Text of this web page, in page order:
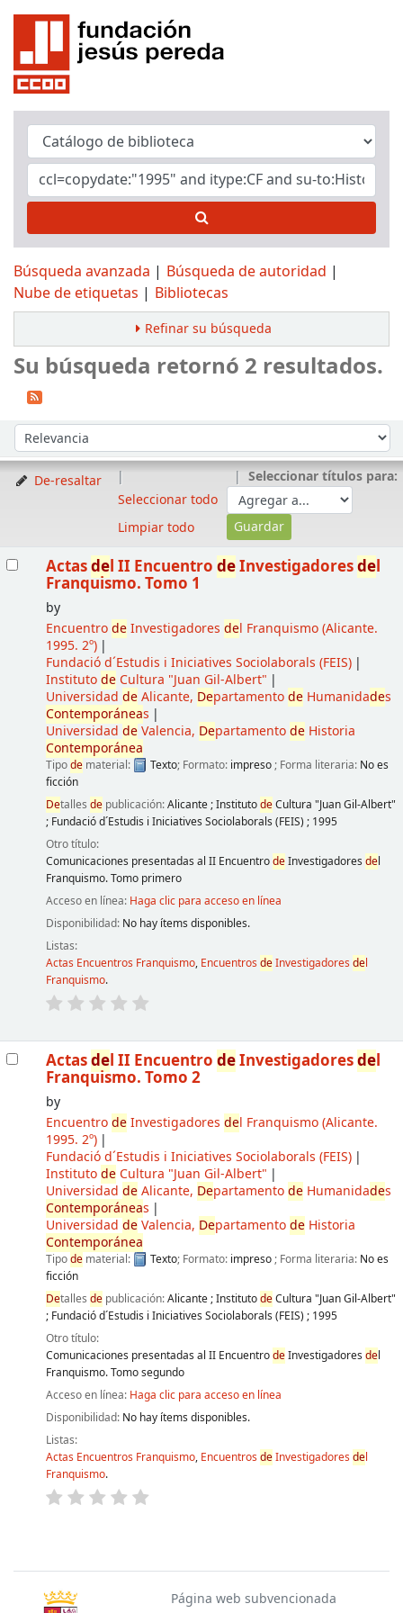
Búsqueda avanzada
Búsqueda de autoridad
Nube de etiquetas
Bibliotecas
Refinar su búsqueda
Su búsqueda retornó 2 resultados.
Ordenar por:
De-resaltar
Seleccionar todo
Limpiar todo
Seleccionar títulos para:
Actasdel II Encuentro deInvestigadoresdel
Franquismo. Tomo 1
by
EncuentrodeInvestigadores del Franquismo(Alicante.
1995. 2º)
Fundació d´Estudis i Iniciatives Sociolaborals (FEIS)
InstitutodeCultura "Juan Gil-Albert"
Universidad deAlicante, DepartamentodeHumanidades
Contemporáneas
Universidad deValencia, DepartamentodeHistoria
Contemporánea
Tipodematerial: Texto; Formato: impreso ; Forma literaria: No es
ficción
Detalles depublicación:Alicante;InstitutodeCultura "Juan Gil-Albert"
; Fundació d´Estudis i Iniciatives Sociolaborals (FEIS) ; 1995
Otro título:
Comunicaciones presentadas al II EncuentrodeInvestigadores del
Franquismo. Tomo primero
Acceso en línea: Haga clic para acceso en línea
Disponibilidad: No hay ítems disponibles.
Listas:
Actas Encuentros Franquismo, EncuentrosdeInvestigadoresdel
Franquismo.
Actasdel II Encuentro deInvestigadoresdel
Franquismo. Tomo 2
by
EncuentrodeInvestigadores del Franquismo(Alicante.
1995. 2º)
Fundació d´Estudis i Iniciatives Sociolaborals (FEIS)
InstitutodeCultura "Juan Gil-Albert"
Universidad deAlicante, DepartamentodeHumanidades
Contemporáneas
Universidad deValencia, DepartamentodeHistoria
Contemporánea
Tipodematerial: Texto; Formato: impreso ; Forma literaria: No es
ficción
Detalles depublicación:Alicante;InstitutodeCultura "Juan Gil-Albert"
; Fundació d´Estudis i Iniciatives Sociolaborals (FEIS) ; 1995
Otro título:
Comunicaciones presentadas al II EncuentrodeInvestigadores del
Franquismo. Tomo segundo
Acceso en línea: Haga clic para acceso en línea
Disponibilidad: No hay ítems disponibles.
Listas:
Actas Encuentros Franquismo, EncuentrosdeInvestigadoresdel
Franquismo.
Página web subvencionada